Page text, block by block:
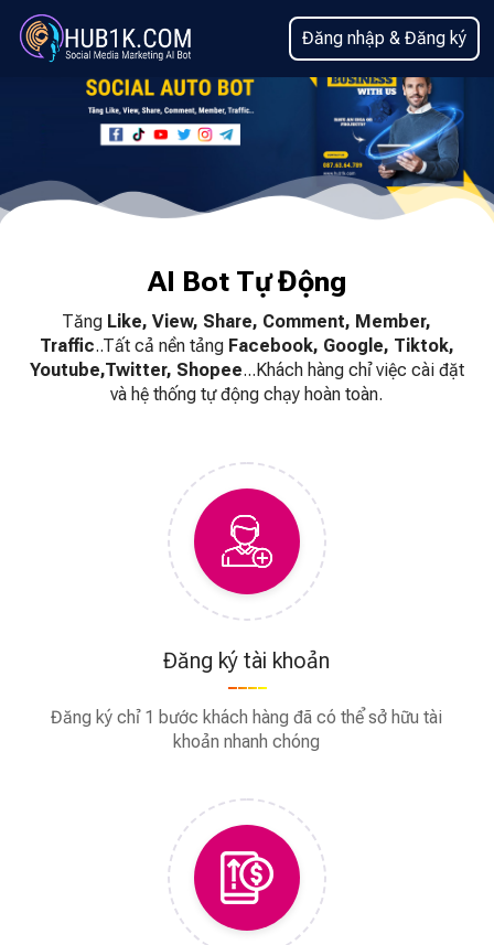
Đăng nhập & Đăng ký
AI Bot Tự Động
Tăng Like, View, Share, Comment, Member,
Traffic..Tất cả nền tảng Facebook, Google, Tiktok,
Youtube,Twitter, Shopee...Khách hàng chỉ việc cài đặt
và hệ thống tự động chạy hoàn toàn.
Đăng ký tài khoản
Đăng ký chỉ 1 bước khách hàng đã có thể sở hữu tài
khoản nhanh chóng